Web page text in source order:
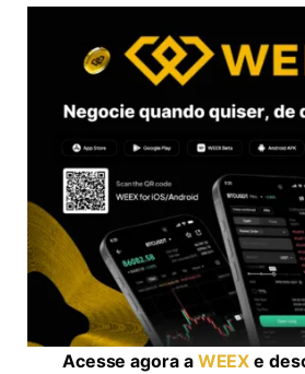
Acesse agora a WEEX e